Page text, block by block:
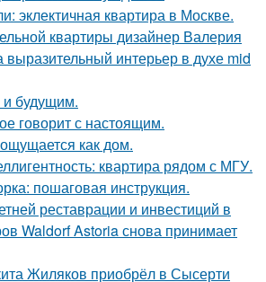
эклектичная квартира в Москве.
квартиры дизайнер Валерия
выразительный интерьер в духе mid
будущим.
говорит с настоящим.
как дом.
квартира рядом с МГУ.
пошаговая инструкция.
реставрации и инвестиций в
Waldorf Astoria снова принимает
Жиляков приобрёл в Сысерти